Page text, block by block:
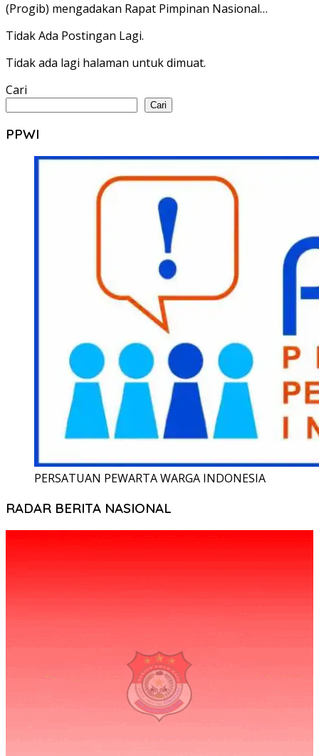
(Progib) mengadakan Rapat Pimpinan Nasional…
Tidak Ada Postingan Lagi.
Tidak ada lagi halaman untuk dimuat.
Cari
Cari
PPWI
PERSATUAN PEWARTA WARGA INDONESIA
RADAR BERITA NASIONAL